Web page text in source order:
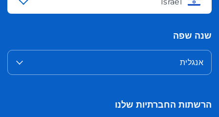
Israel
שנה שפה
אנגלית
הרשתות החברתיות שלנו